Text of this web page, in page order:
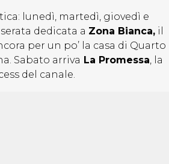
lunedì, martedì, giovedì e
serata dedicata a Zona Bianca, il
per un po’ la casa di Quarto
Sabato arriva La Promessa , la
del canale.